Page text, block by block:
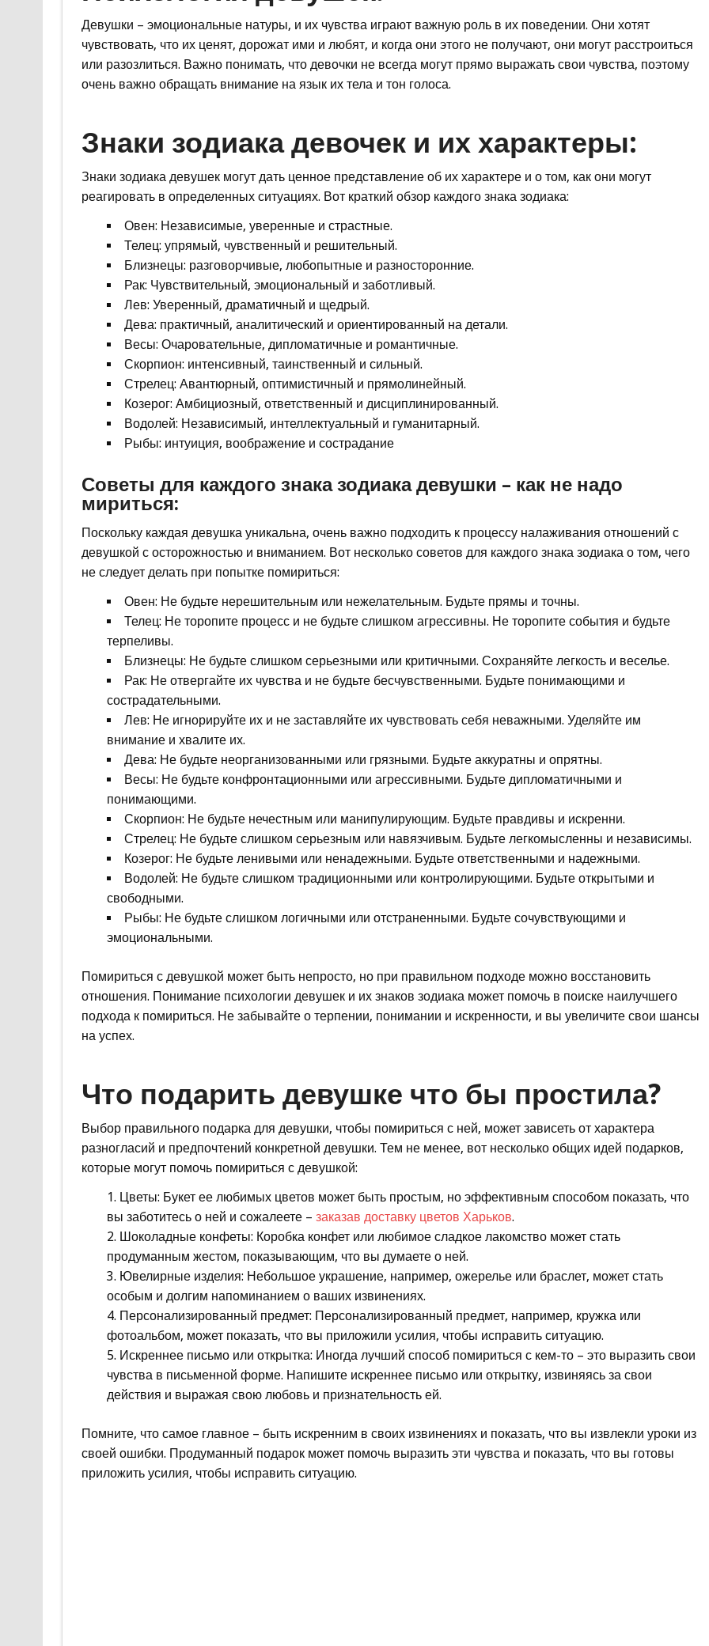
Девушки – эмоциональные натуры, и их чувства играют важную роль в их поведении. Они хотят
чувствовать, что их ценят, дорожат ими и любят, и когда они этого не получают, они могут расстроиться
или разозлиться. Важно понимать, что девочки не всегда могут прямо выражать свои чувства, поэтому
очень важно обращать внимание на язык их тела и тон голоса.
Знаки зодиака девочек и их характеры:
Знаки зодиака девушек могут дать ценное представление об их характере и о том, как они могут
реагировать в определенных ситуациях. Вот краткий обзор каждого знака зодиака:
Овен: Независимые, уверенные и страстные.
Телец: упрямый, чувственный и решительный.
Близнецы: разговорчивые, любопытные и разносторонние.
Рак: Чувствительный, эмоциональный и заботливый.
Лев: Уверенный, драматичный и щедрый.
Дева: практичный, аналитический и ориентированный на детали.
Весы: Очаровательные, дипломатичные и романтичные.
Скорпион: интенсивный, таинственный и сильный.
Стрелец: Авантюрный, оптимистичный и прямолинейный.
Козерог: Амбициозный, ответственный и дисциплинированный.
Водолей: Независимый, интеллектуальный и гуманитарный.
Рыбы: интуиция, воображение и сострадание
Советы для каждого знака зодиака девушки – как не надо
мириться:
Поскольку каждая девушка уникальна, очень важно подходить к процессу налаживания отношений с
девушкой с осторожностью и вниманием. Вот несколько советов для каждого знака зодиака о том, чего
не следует делать при попытке помириться:
Овен: Не будьте нерешительным или нежелательным. Будьте прямы и точны.
Телец: Не торопите процесс и не будьте слишком агрессивны. Не торопите события и будьте
терпеливы.
Близнецы: Не будьте слишком серьезными или критичными. Сохраняйте легкость и веселье.
Рак: Не отвергайте их чувства и не будьте бесчувственными. Будьте понимающими и
сострадательными.
Лев: Не игнорируйте их и не заставляйте их чувствовать себя неважными. Уделяйте им
внимание и хвалите их.
Дева: Не будьте неорганизованными или грязными. Будьте аккуратны и опрятны.
Весы: Не будьте конфронтационными или агрессивными. Будьте дипломатичными и
понимающими.
Скорпион: Не будьте нечестным или манипулирующим. Будьте правдивы и искренни.
Стрелец: Не будьте слишком серьезным или навязчивым. Будьте легкомысленны и независимы.
Козерог: Не будьте ленивыми или ненадежными. Будьте ответственными и надежными.
Водолей: Не будьте слишком традиционными или контролирующими. Будьте открытыми и
свободными.
Рыбы: Не будьте слишком логичными или отстраненными. Будьте сочувствующими и
эмоциональными.
Помириться с девушкой может быть непросто, но при правильном подходе можно восстановить
отношения. Понимание психологии девушек и их знаков зодиака может помочь в поиске наилучшего
подхода к помириться. Не забывайте о терпении, понимании и искренности, и вы увеличите свои шансы
на успех.
Что подарить девушке что бы простила?
Выбор правильного подарка для девушки, чтобы помириться с ней, может зависеть от характера
разногласий и предпочтений конкретной девушки. Тем не менее, вот несколько общих идей подарков,
которые могут помочь помириться с девушкой:
Цветы: Букет ее любимых цветов может быть простым, но эффективным способом показать, что
вы заботитесь о ней и сожалеете – заказав доставку цветов Харьков.
Шоколадные конфеты: Коробка конфет или любимое сладкое лакомство может стать
продуманным жестом, показывающим, что вы думаете о ней.
Ювелирные изделия: Небольшое украшение, например, ожерелье или браслет, может стать
особым и долгим напоминанием о ваших извинениях.
Персонализированный предмет: Персонализированный предмет, например, кружка или
фотоальбом, может показать, что вы приложили усилия, чтобы исправить ситуацию.
Искреннее письмо или открытка: Иногда лучший способ помириться с кем-то – это выразить свои
чувства в письменной форме. Напишите искреннее письмо или открытку, извиняясь за свои
действия и выражая свою любовь и признательность ей.
Помните, что самое главное – быть искренним в своих извинениях и показать, что вы извлекли уроки из
своей ошибки. Продуманный подарок может помочь выразить эти чувства и показать, что вы готовы
приложить усилия, чтобы исправить ситуацию.